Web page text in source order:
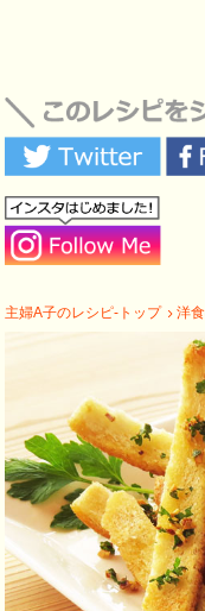
主婦A子のレシピ-トップ 洋